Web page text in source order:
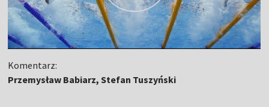
Komentarz:
Przemysław Babiarz, Stefan Tuszyński